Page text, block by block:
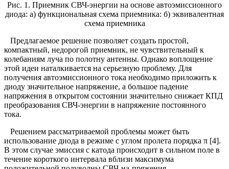
Рис. 1. Приемник СВЧ-энергии на основе автоэмиссионного
диода: а) функциональная схема приемника: б) эквивалентная
схема приемника
Предлагаемое решение позволяет создать простой,
компактный, недорогой приемник, не чувствительный к
колебаниям луча по полотну антенны. Однако воплощение
этой идеи наталкивается на серьезную проблему. Для
получения автоэмиссионного тока необходимо приложить к
диоду значительное напряжение, а большое падение
напряжения в открытом состоянии значительно снижает КПД
преобразования СВЧ-энергии в напряжение постоянного
тока.
Решением рассматриваемой проблемы может быть
использование диода в режиме с углом пролета порядка π [4].
В этом случае эмиссия с катода происходит в сильном поле в
течение короткого интервала вблизи максимума